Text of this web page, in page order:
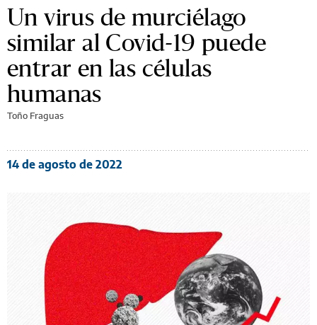
Un virus de murciélago
similar al Covid-19 puede
entrar en las células
humanas
Toño Fraguas
14 de agosto de 2022